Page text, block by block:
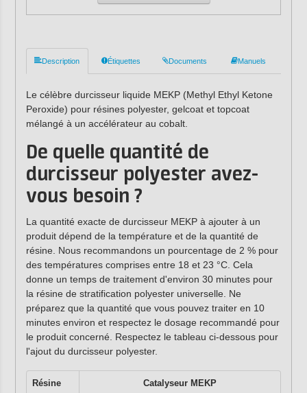
Description Étiquettes Documents Manuels
Le célèbre durcisseur liquide MEKP (Methyl Ethyl Ketone
Peroxide) pour résines polyester, gelcoat et topcoat
mélangé à un accélérateur au cobalt.
De quelle quantité de
durcisseur polyester avez-
vous besoin ?
La quantité exacte de durcisseur MEKP à ajouter à un
produit dépend de la température et de la quantité de
résine. Nous recommandons un pourcentage de 2 % pour
des températures comprises entre 18 et 23 °C. Cela
donne un temps de traitement d'environ 30 minutes pour
la résine de stratification polyester universelle. Ne
préparez que la quantité que vous pouvez traiter en 10
minutes environ et respectez le dosage recommandé pour
le produit concerné. Respectez le tableau ci-dessous pour
l'ajout du durcisseur polyester.
Résine Catalyseur MEKP